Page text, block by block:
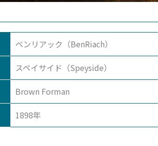
ベンリアック（BenRiach）
スペイサイド（Speyside）
Brown Forman
1898年